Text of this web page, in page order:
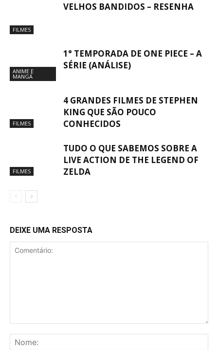
FILMES
VELHOS BANDIDOS – RESENHA
ANIME E
MANGÁ
1° TEMPORADA DE ONE PIECE – A
SÉRIE (ANÁLISE)
FILMES
4 GRANDES FILMES DE STEPHEN
KING QUE SÃO POUCO
CONHECIDOS
FILMES
TUDO O QUE SABEMOS SOBRE A
LIVE ACTION DE THE LEGEND OF
ZELDA
DEIXE UMA RESPOSTA